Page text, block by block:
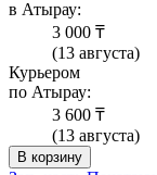
в Атырау:
3 000 ₸
(13 августа)
Курьером
по Атырау:
3 600 ₸
(13 августа)
В корзину